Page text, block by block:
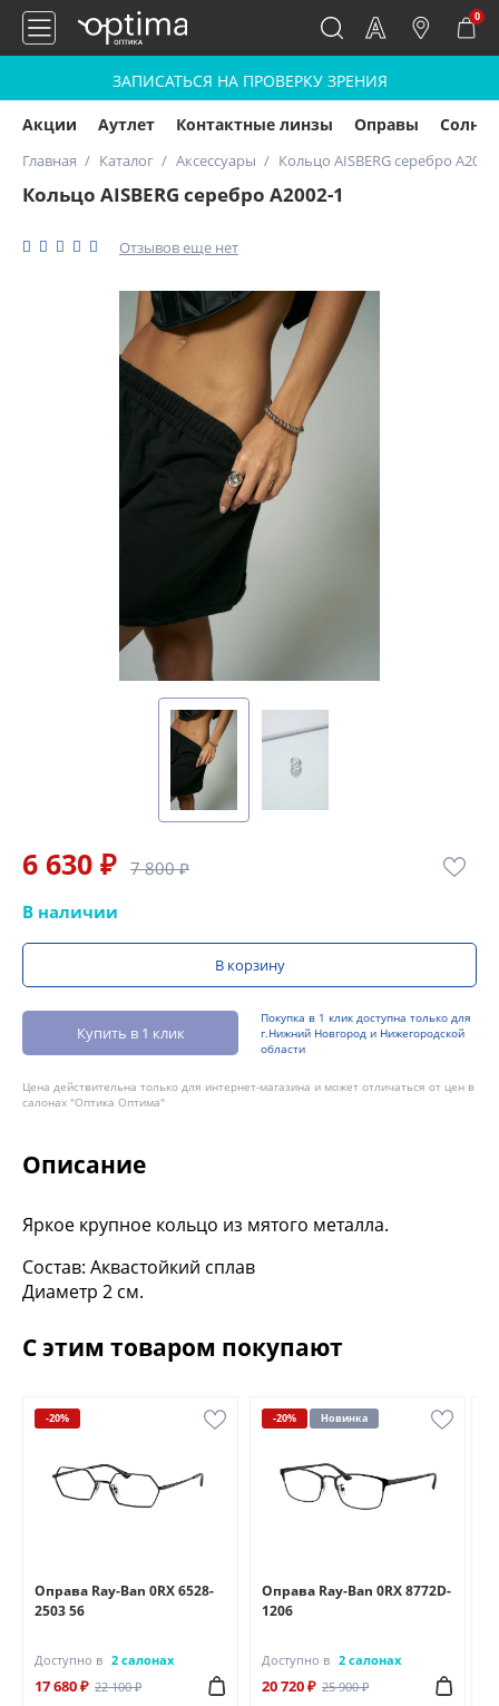
0
ЗАПИСАТЬСЯ НА ПРОВЕРКУ ЗРЕНИЯ
Акции Аутлет Контактные линзы Оправы
Главная Каталог Аксессуары Кольцо AISBERG серебро
Кольцо AISBERG серебро А2002-1
Отзывов еще нет
6 630 ₽ 7 800 ₽
В наличии
В корзину
Купить в 1 клик
Покупка в 1 клик доступна только для
г.Нижний Новгород и Нижегородской
области
Цена действительна только для интернет-магазина и может отличаться от цен в
салонах "Оптика Оптима"
Описание
Яркое крупное кольцо из мятого металла.
Состав: Аквастойкий сплав
Диаметр 2 см.
С этим товаром покупают
-20%
Оправа Ray-Ban 0RX 6528-
2503 56
Доступно в 2 салонах
17 680 ₽ 22 100 ₽
-20% Новинка
Оправа Ray-Ban 0RX 8772D-
1206
Доступно в 2 салонах
20 720 ₽ 25 900 ₽